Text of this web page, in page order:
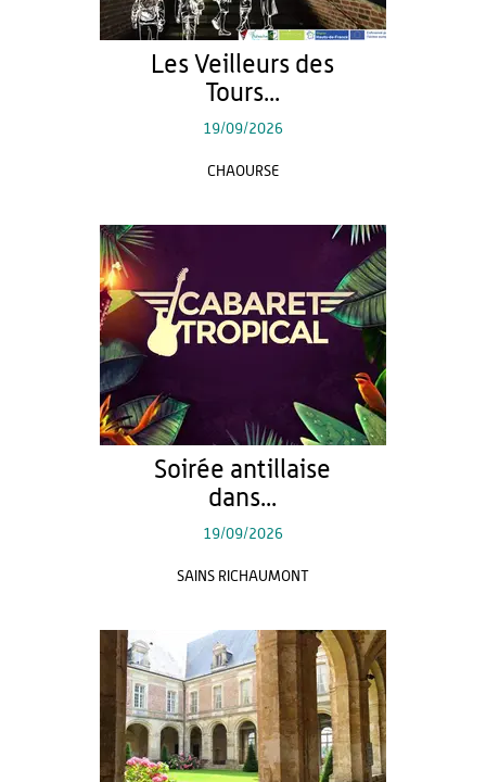
Les Veilleurs des
Tours...
19/09/2026
CHAOURSE
Soirée antillaise
dans...
19/09/2026
SAINS RICHAUMONT